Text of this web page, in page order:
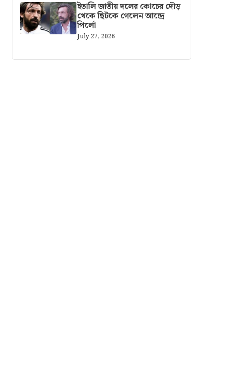
ইতালি জাতীয় দলের কোচের দৌড়
থেকে ছিটকে গেলেন আন্দ্রে
পির্লো
July 27, 2026